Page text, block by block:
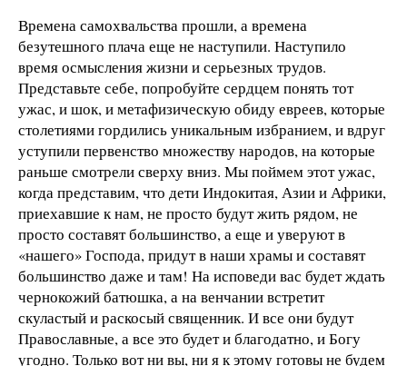
Времена самохвальства прошли, а времена
безутешного плача еще не наступили. Наступило
время осмысления жизни и серьезных трудов.
Представьте себе, попробуйте сердцем понять тот
ужас, и шок, и метафизическую обиду евреев, которые
столетиями гордились уникальным избранием, и вдруг
уступили первенство множеству народов, на которые
раньше смотрели сверху вниз. Мы поймем этот ужас,
когда представим, что дети Индокитая, Азии и Африки,
приехавшие к нам, не просто будут жить рядом, не
просто составят большинство, а еще и уверуют в
«нашего» Господа, придут в наши храмы и составят
большинство даже и там! На исповеди вас будет ждать
чернокожий батюшка, а на венчании встретит
скуластый и раскосый священник. И все они будут
Православные, а все это будет и благодатно, и Богу
угодно. Только вот ни вы, ни я к этому готовы не будем